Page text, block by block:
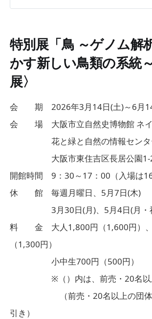
特別展「鳥 ～ゲノム解
かす新しい鳥類の系統
展〉
会 期 2026年3月14日(土)～6月
会 場 大阪市立自然史博物館 ネイ
花と緑と自然の情報センタ
大阪市東住吉区長居公園1-
開館時間 9：30～17：00（入場は
休 館 毎週月曜日、5月7日(木)
3月30日(月)、5月4日(月・
料 金 大人1,800円（1,600円）、
（1,300円）
小中生700円（500円）
※（）内は、前売・20名以上
（前売・20名以上の団体料
引き）